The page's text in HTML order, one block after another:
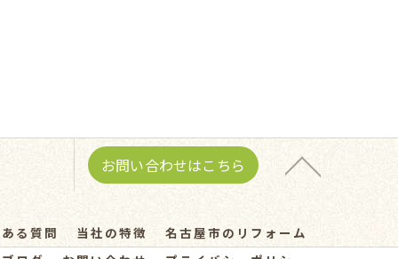
お問い合わせはこちら
る質問 当社の特徴
名古屋市のリフォーム